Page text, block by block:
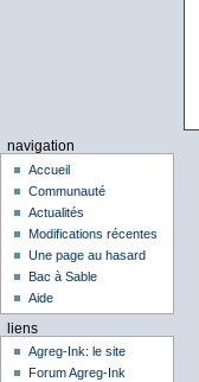
navigation
Accueil
Communauté
Actualités
Modifications récentes
Une page au hasard
Bac à Sable
Aide
liens
Agreg-Ink: le site
Forum Agreg-Ink